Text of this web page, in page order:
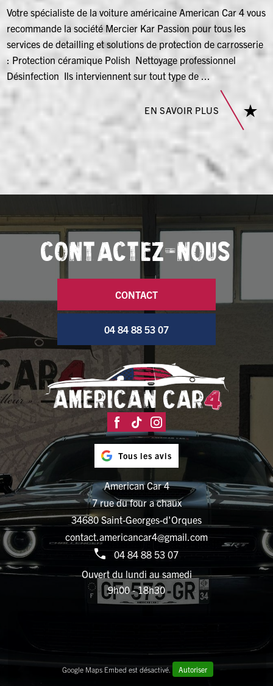
Votre spécialiste de la voiture américaine American Car 4 vous
recommande la société Mercier Kar Passion pour tous les
services de detailling et solutions de protection de carrosserie
: Protection céramique Polish Nettoyage professionnel
Désinfection Ils interviennent sur tout type de ...
EN SAVOIR PLUS
CONTACTEZ-NOUS
CONTACT
04 84 88 53 07
Tous les avis
American Car 4
7 rue du four a chaux
34680 Saint-Georges-d'Orques
contact.americancar4@gmail.com
04 84 88 53 07
Ouvert du lundi au samedi
9h00 - 18h30
Google Maps Embed est désactivé. Autoriser